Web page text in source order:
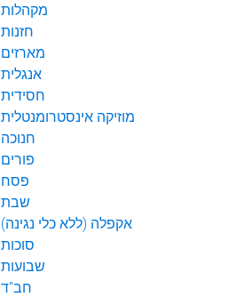
מקהלות
חזנות
מארזים
אנגלית
חסידית
מוזיקה אינסטרומנטלית
חנוכה
פורים
פסח
שבת
אקפלה (ללא כלי נגינה)
סוכות
שבועות
חב"ד